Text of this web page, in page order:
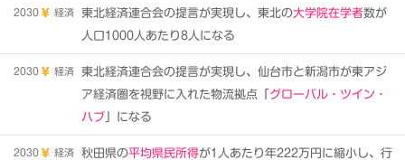
2030 経済 東北経済連合会の提言が実現し、東北の大学院在学者数が
人口1000人あたり8人になる
2030 経済
東北経済連合会の提言が実現し、仙台市と新潟市が東アジ
ア経済圏を視野に入れた物流拠点「 グローバル・ツイン・
ハブ 」になる
2030 経済 秋田県の平均県民所得が1人あたり年222万円に縮小し、行